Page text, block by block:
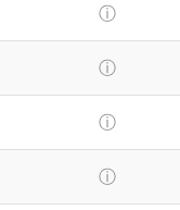
ⓘ
ⓘ
ⓘ
ⓘ